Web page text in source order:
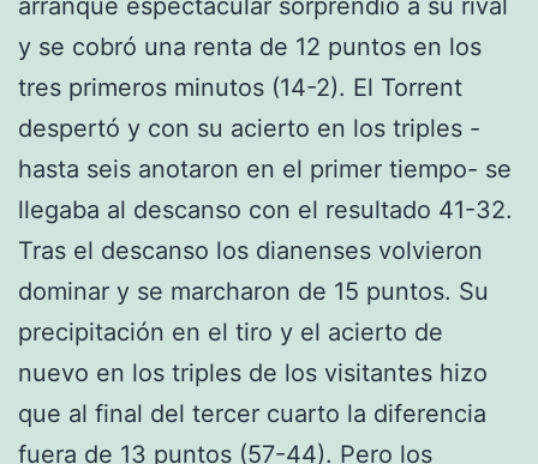
arranque espectacular sorprendió a su rival
y se cobró una renta de 12 puntos en los
tres primeros minutos (14-2). El Torrent
despertó y con su acierto en los triples -
hasta seis anotaron en el primer tiempo- se
llegaba al descanso con el resultado 41-32.
Tras el descanso los dianenses volvieron
dominar y se marcharon de 15 puntos. Su
precipitación en el tiro y el acierto de
nuevo en los triples de los visitantes hizo
que al final del tercer cuarto la diferencia
fuera de 13 puntos (57-44). Pero los